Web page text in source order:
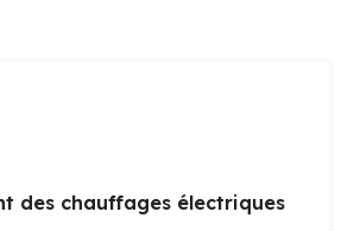
des chauffages électriques